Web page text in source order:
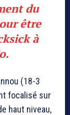
du
être
à
(18-3
focalisé sur
haut niveau,